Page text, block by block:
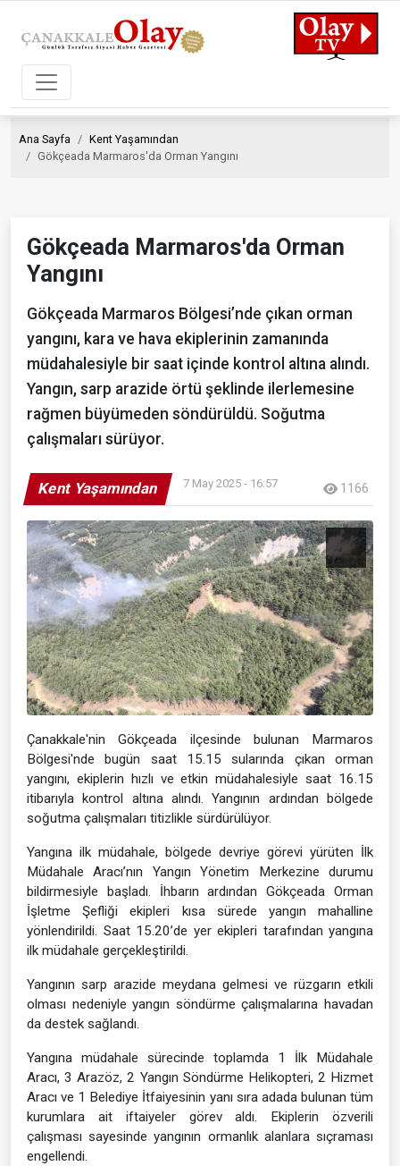
Ana Sayfa
Kent Yaşamından
Gökçeada Marmaros'da Orman Yangını
Gökçeada Marmaros'da Orman
Yangını
Gökçeada Marmaros Bölgesi’nde çıkan orman
yangını, kara ve hava ekiplerinin zamanında
müdahalesiyle bir saat içinde kontrol altına alındı.
Yangın, sarp arazide örtü şeklinde ilerlemesine
rağmen büyümeden söndürüldü. Soğutma
çalışmaları sürüyor.
Kent Yaşamından 7 May 2025 - 16:57 1166
Çanakkale'nin Gökçeada ilçesinde bulunan Marmaros
Bölgesi'nde bugün saat 15.15 sularında çıkan orman
yangını, ekiplerin hızlı ve etkin müdahalesiyle saat 16.15
itibarıyla kontrol altına alındı. Yangının ardından bölgede
soğutma çalışmaları titizlikle sürdürülüyor.
Yangına ilk müdahale, bölgede devriye görevi yürüten İlk
Müdahale Aracı’nın Yangın Yönetim Merkezine durumu
bildirmesiyle başladı. İhbarın ardından Gökçeada Orman
İşletme Şefliği ekipleri kısa sürede yangın mahalline
yönlendirildi. Saat 15.20’de yer ekipleri tarafından yangına
ilk müdahale gerçekleştirildi.
Yangının sarp arazide meydana gelmesi ve rüzgarın etkili
olması nedeniyle yangın söndürme çalışmalarına havadan
da destek sağlandı.
Yangına müdahale sürecinde toplamda 1 İlk Müdahale
Aracı, 3 Arazöz, 2 Yangın Söndürme Helikopteri, 2 Hizmet
Aracı ve 1 Belediye İtfaiyesinin yanı sıra adada bulunan tüm
kurumlara ait iftaiyeler görev aldı. Ekiplerin özverili
çalışması sayesinde yangının ormanlık alanlara sıçraması
engellendi.